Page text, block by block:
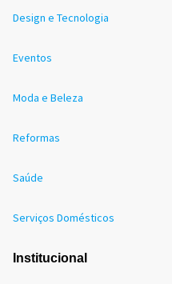
Design e Tecnologia
Eventos
Moda e Beleza
Reformas
Saúde
Serviços Domésticos
Institucional